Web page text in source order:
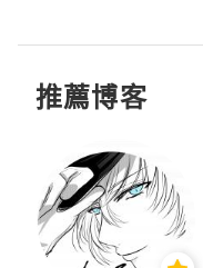
推薦博客